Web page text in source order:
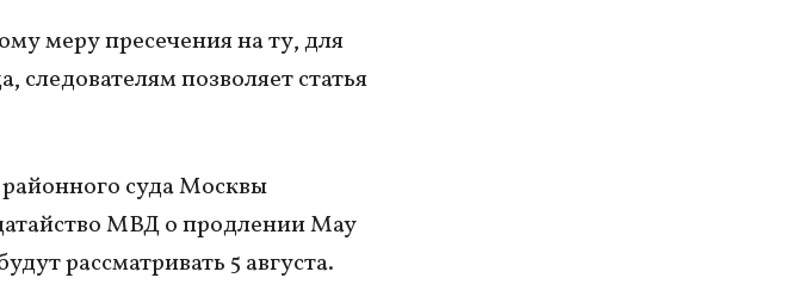
меру пресечения на ту, для
следователям позволяет статья
суда Москвы
МВД о продлении Мау
рассматривать 5 августа.